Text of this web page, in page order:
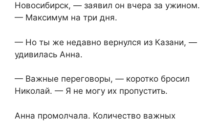
Новосибирск, — заявил он вчера за ужином.
— Максимум на три дня.
— Но ты же недавно вернулся из Казани, —
удивилась Анна.
— Важные переговоры, — коротко бросил
Николай. — Я не могу их пропустить.
Анна промолчала. Количество важных